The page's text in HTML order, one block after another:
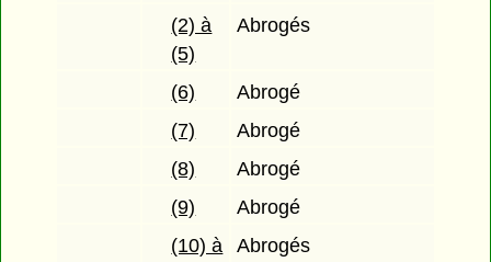
(2) à
(5)
Abrogés
(6)
Abrogé
(7)
Abrogé
(8)
Abrogé
(9)
Abrogé
(10) à
Abrogés